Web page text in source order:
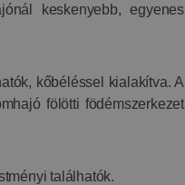
keskenyebb, egyenes
kőbéléssel kialakítva. A
fölötti födémszerkezet
találhatók.